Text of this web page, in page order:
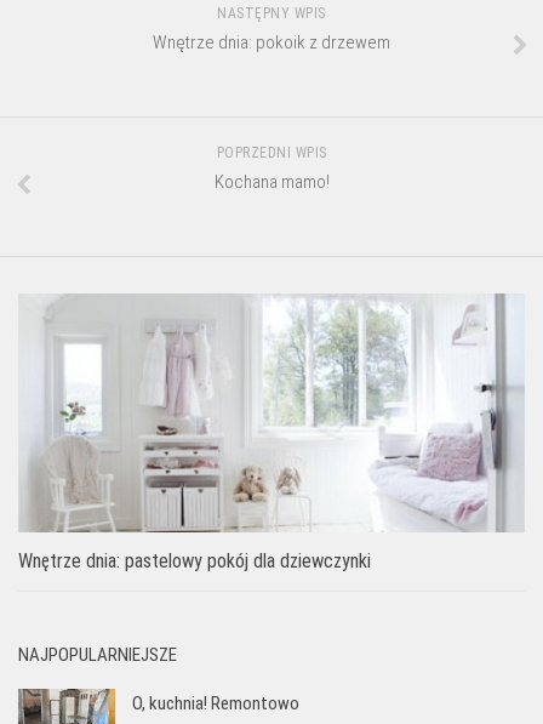
NASTĘPNY WPIS
Wnętrze dnia: pokoik z drzewem
POPRZEDNI WPIS
Kochana mamo!
Wnętrze dnia: pastelowy pokój dla dziewczynki
NAJPOPULARNIEJSZE
O, kuchnia! Remontowo